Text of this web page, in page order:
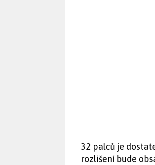
32 palců je
rozlišení bude